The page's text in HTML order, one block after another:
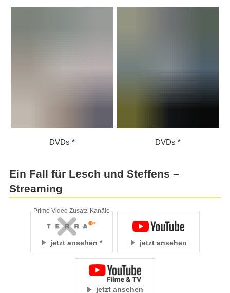
DVDs DVDs
Ein Fall für Lesch und Steffens –
Streaming
jetzt ansehen
Prime Video Zusatz-Kanäle
jetzt ansehen
jetzt ansehen